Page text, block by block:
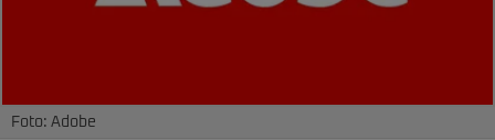
Foto: Adobe